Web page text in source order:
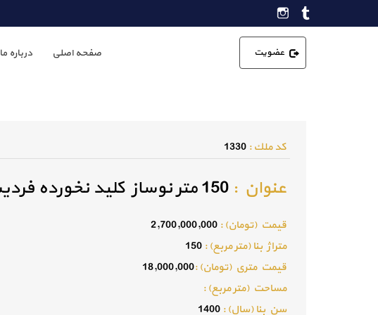
عضویت صفحه اصلی درباره ما
كد ملك : 1330
عنوان : 150 متر نوساز کلید نخورده فردیس
قيمت (تومان) : 2,700,000,000
متراژ بنا (متر مربع) : 150
قيمت متري (تومان) :18,000,000
مساحت (متر مربع) :
سن بنا (سال) : 1400